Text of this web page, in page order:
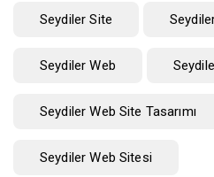
Seydiler Site
Seydiler Web
Seydiler Web Site Tasarımı
Seydiler Web Sitesi